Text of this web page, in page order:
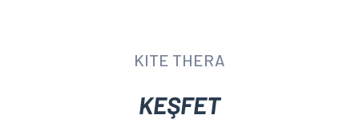
KITE THERA
KEŞFET